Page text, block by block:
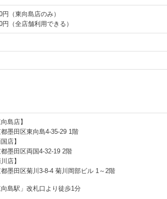
円（東向島店のみ）
円（全店舗利用できる）
向島店】
墨田区東向島4-35-29 1階
国店】
墨田区両国4-32-19 2階
川店】
墨田区菊川3-8-4 菊川岡部ビル 1～2階
向島駅」改札口より徒歩1分